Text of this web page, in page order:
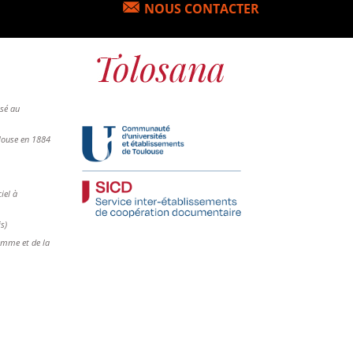
NOUS CONTACTER
au
en 1884
à
et de la